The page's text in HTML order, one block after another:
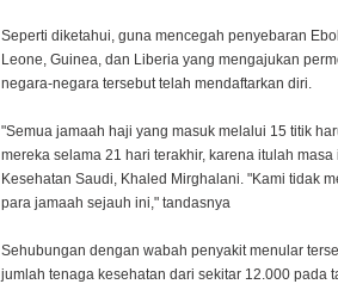
Seperti diketahui, guna mencegah penyebaran
Leone, Guinea, dan Liberia yang mengajukan
negara-negara tersebut telah mendaftarkan diri.
"Semua jamaah haji yang masuk melalui 15 titik
mereka selama 21 hari terakhir, karena itulah
Kesehatan Saudi, Khaled Mirghalani. "Kami tidak
para jamaah sejauh ini," tandasnya
Sehubungan dengan wabah penyakit menular
jumlah tenaga kesehatan dari sekitar 12.000 pada